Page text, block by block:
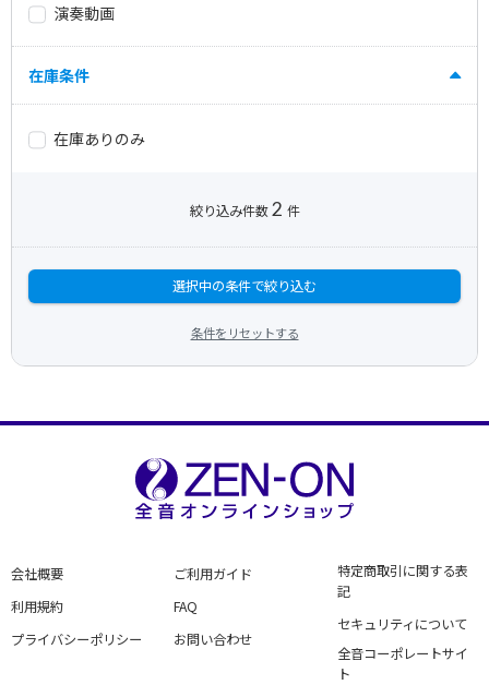
演奏動画
在庫条件
在庫ありのみ
絞り込み件数 2 件
選択中の条件で絞り込む
条件をリセットする
会社概要
利用規約
プライバシーポリシー
ご利用ガイド
FAQ
お問い合わせ
特定商取引に関する表
記
セキュリティについて
全音コーポレートサイ
ト